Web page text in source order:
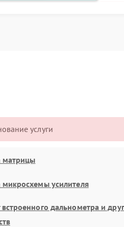
услуги
матрицы
микросхемы усилителя
дальнометра и